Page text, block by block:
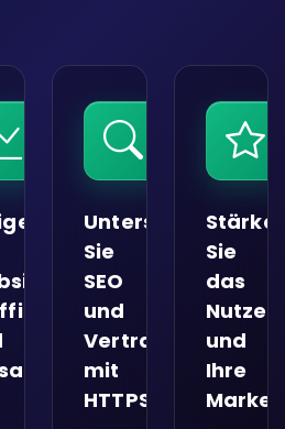
Unterstützen
Sie
SEO
und
Vertrauen
mit
HTTPS
Sie
das
und
Ihre